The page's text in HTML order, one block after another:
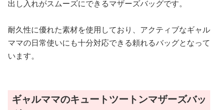
出し入れがスムーズにできるマザーズバッグです。
耐久性に優れた素材を使用しており、アクティブなギャル
ママの日常使いにも十分対応できる頼れるバッグとなって
います。
ギャルママのキュートツートンマザーズバッ